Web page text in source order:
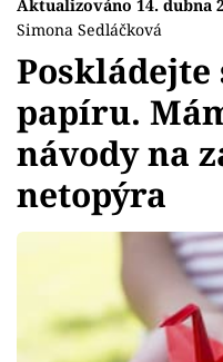
Témata
Bydlení
Zahrada
Sledujte prima+
Aktualizováno 14. dubna
Simona Sedláčková
papíru.
návody na
netopýra